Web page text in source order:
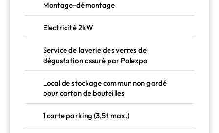
Montage-démontage
Electricité 2kW
Service de laverie des verres de
dégustation assuré par Palexpo
Local de stockage commun non gardé
pour carton de bouteilles
1 carte parking (3,5t max.)